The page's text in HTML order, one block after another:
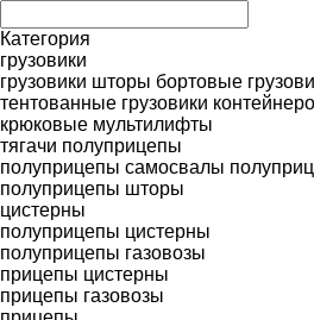
Категория
грузовики
грузовики шторы бортовые
тентованные грузовики
крюковые мультилифты
тягачи полуприцепы
полуприцепы самосвалы
полуприцепы шторы
цистерны
полуприцепы цистерны
полуприцепы газовозы
прицепы цистерны
прицепы газовозы